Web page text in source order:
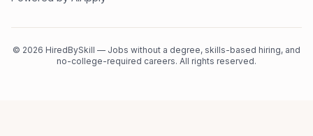
© 2026 HiredBySkill — Jobs without a degree, skills-based hiring, and
no-college-required careers. All rights reserved.